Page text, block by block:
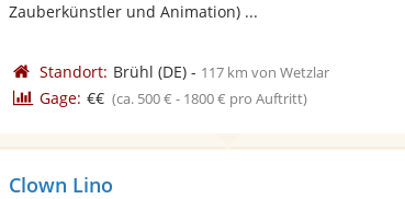
Zauberkünstler und Animation) ...
Standort: Brühl (DE)- 117 km von Wetzlar
Gage: €€ (ca. 500 € - 1800 € pro Auftritt)
Clown Lino